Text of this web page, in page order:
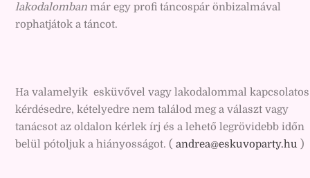
lakodalomban már egy profi táncospár önbizalmával
rophatjátok a táncot.
Ha valamelyik esküvővel vagy lakodalommal kapcsolatos
kérdésedre, kételyedre nem találod meg a választ vagy
tanácsot az oldalon kérlek írj és a lehető legrövidebb időn
belül pótoljuk a hiányosságot. (andrea@eskuvoparty.hu )